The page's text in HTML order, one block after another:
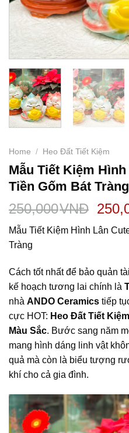
Home / Heo Đất Tiết Kiệm
Mẫu Tiết Kiệm
Tiền Gốm Bát Tràng
250,000VNĐ
Mẫu Tiết Kiệm Hình Lân
Tràng
Cách tốt nhất để bảo quản
kế hoạch tương lai chính là
nhà ANDO Ceramics tiếp
cực HOT: Heo Đất Tiết
Màu Sắc. Bước sang năm
mang hình dáng linh vật
quả mà còn là biểu tượng
khí cho cả gia đình.